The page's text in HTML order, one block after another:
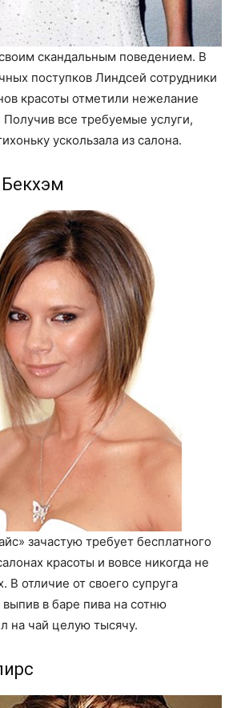
скандальным поведением. В
поступков Линдсей сотрудники
красоты отметили нежелание
Получив все требуемые услуги,
ускользала из салона.
зачастую требует бесплатного
красоты и вовсе никогда не
В отличие от своего супруга
в баре пива на сотню
на чай целую тысячу.